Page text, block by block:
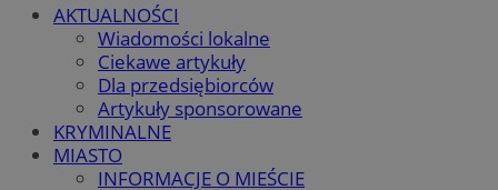
AKTUALNOŚCI
Wiadomości lokalne
Ciekawe artykuły
Dla przedsiębiorców
Artykuły sponsorowane
KRYMINALNE
MIASTO
INFORMACJE O MIEŚCIE